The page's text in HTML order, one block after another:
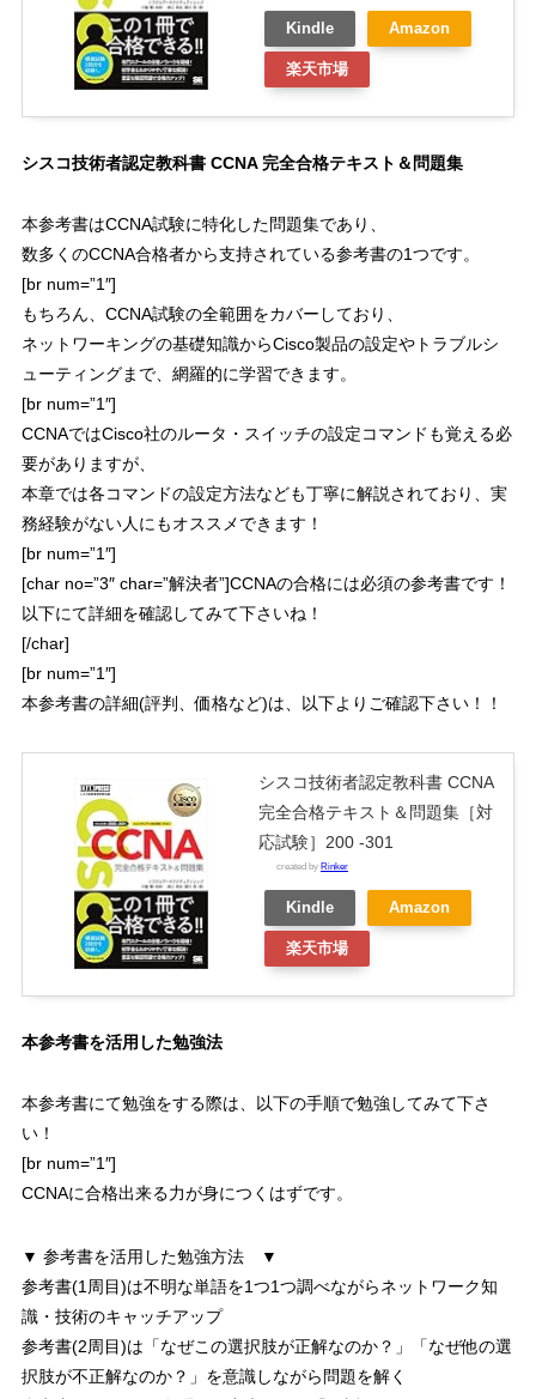
Kindle Amazon
楽天市場
シスコ技術者認定教科書 CCNA 完全合格テキスト＆問題集
本参考書はCCNA試験に特化した問題集であり、
数多くのCCNA合格者から支持されている参考書の1つです。
[br num=”1″]
もちろん、CCNA試験の全範囲をカバーしており、
ネットワーキングの基礎知識からCisco製品の設定やトラブルシ
ューティングまで、網羅的に学習できます。
[br num=”1″]
CCNAではCisco社のルータ・スイッチの設定コマンドも覚える必
要がありますが、
本章では各コマンドの設定方法なども丁寧に解説されており、実
務経験がない人にもオススメできます！
[br num=”1″]
[char no=”3″ char=”解決者”]CCNAの合格には必須の参考書です！
以下にて詳細を確認してみて下さいね！
[/char]
[br num=”1″]
本参考書の詳細(評判、価格など)は、以下よりご確認下さい！！
シスコ技術者認定教科書 CCNA
完全合格テキスト＆問題集［対
応試験］200 -301
created by Rinker
Kindle Amazon
楽天市場
本参考書を活用した勉強法
本参考書にて勉強をする際は、以下の手順で勉強してみて下さ
い！
[br num=”1″]
CCNAに合格出来る力が身につくはずです。
▼ 参考書を活用した勉強方法 ▼
参考書(1周目)は不明な単語を1つ1つ調べながらネットワーク知
識・技術のキャッチアップ
参考書(2周目)は「なぜこの選択肢が正解なのか？」「なぜ他の選
択肢が不正解なのか？」を意識しながら問題を解く